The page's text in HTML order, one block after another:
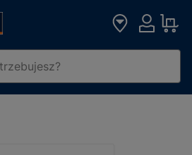
z 3 szufladami Biały Platynowy 40x14,